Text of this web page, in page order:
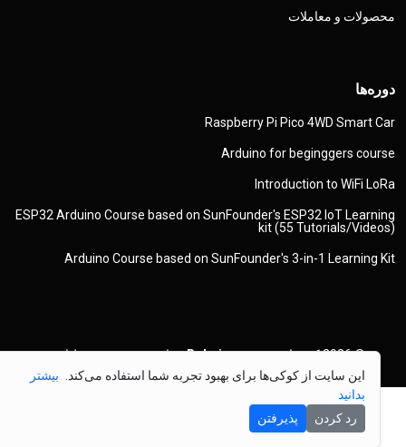
این سایت از کوکی‌ها برای بهبود تجربه شما استفاده می‌کند.
بیشتر
بدانید
رد کردن
پذیرفتن
محصولات و معاملات
دوره‌ها
Raspberry Pi Pico 4WD Smart Car
Arduino for beginggers course
Introduction to WiFi LoRa
ESP32 Arduino Course based on SunFounder's ESP32 IoT Learning
kit (55 Tutorials/Videos)
Arduino Course based on SunFounder's 3-in-1 Learning Kit
© 2026 کپی‌رایت Robojax.com تمامی حقوق محفوظ است